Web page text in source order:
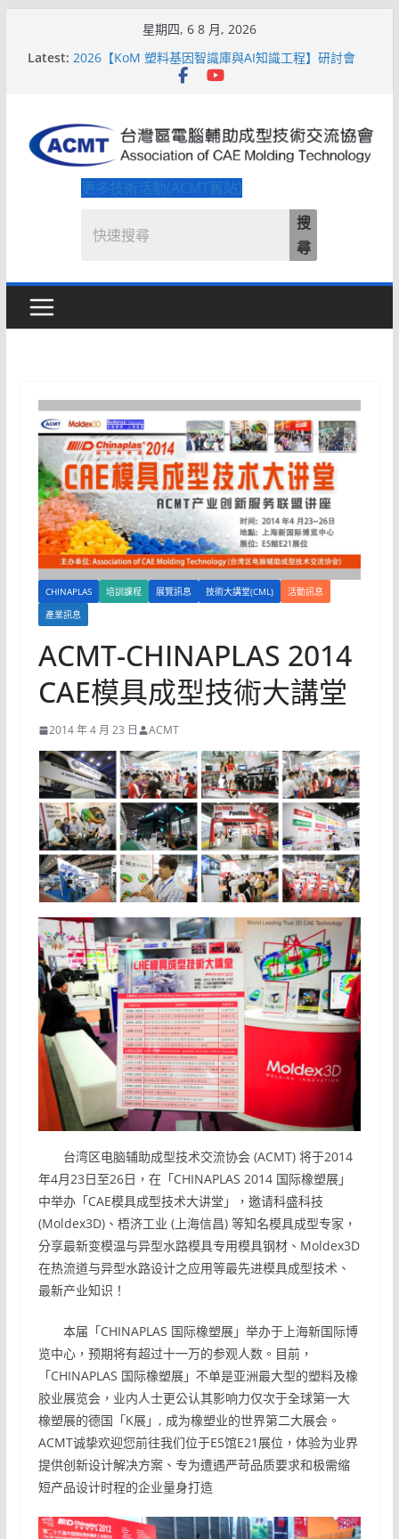
星期四, 6 8 月, 2026
Latest: 2026【QoM 射出成型高品質穩定生產】研討會
2026【KoM 塑料基因智識庫與AI知識工程】研討會
【培訓課程】【ACMT Ｔ零量產】模具估報價：貫穿
解密 AIoM 模塑智造！系列研討會於2026台北國際模
具展重磅登場
ACMT打造「Smart Molding 模塑智造平台」主題館
更多技術活動(ACMT舊站)
搜
尋
CHINAPLAS 培訓課程 展覽訊息 技術大講堂(CML)
活動訊息
產業訊息
ACMT-CHINAPLAS 2014
CAE模具成型技術大講堂
2014 年 4 月 23 日 ACMT
台湾区电脑辅助成型技术交流协会 (ACMT) 将于2014
年4月23日至26日，在「CHINAPLAS 2014 国际橡塑展」
中举办「CAE模具成型技术大讲堂」，邀请科盛科技
(Moldex3D)、梧济工业 (上海信昌) 等知名模具成型专家，
分享最新变模温与异型水路模具专用模具钢材、Moldex3D
在热流道与异型水路设计之应用等最先进模具成型技术、
最新产业知识！
本届「CHINAPLAS 国际橡塑展」举办于上海新国际博
览中心，预期将有超过十一万的参观人数。目前，
「CHINAPLAS 国际橡塑展」不单是亚洲最大型的塑料及橡
胶业展览会，业内人士更公认其影响力仅次于全球第一大
橡塑展的德国「K展」, 成为橡塑业的世界第二大展会。
ACMT诚挚欢迎您前往我们位于E5馆E21展位，体验为业界
提供创新设计解决方案、专为遭遇严苛品质要求和极需缩
短产品设计时程的企业量身打造